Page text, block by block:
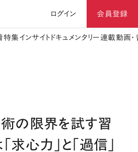
ログイン 会員登録
特集 インサイト ドキュメンタリー 連載動画
術の限界を試す習
求心力」と「過信」